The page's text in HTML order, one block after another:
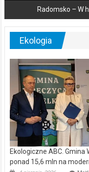
Radomsko – W
Ekologia
Ekologiczne ABC.
ponad 15,6 mln na